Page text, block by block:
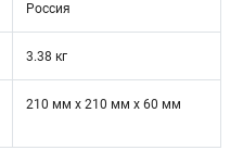
Россия
3.38 кг
210 мм x 210 мм x 60 мм